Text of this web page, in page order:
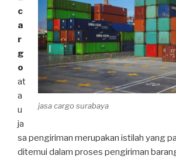
jasa cargo surabaya
c
a
r
g
o
at
a
u
ja
sa pengiriman merupakan istilah yang
ditemui dalam proses pengiriman